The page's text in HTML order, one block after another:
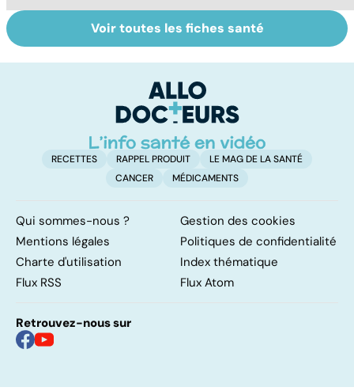
HPV : tout savoir
sur les
Comment tenir
ses bonnes
Voir toutes les fiches santé
RECETTES RAPPEL PRODUIT
LE MAG DE LA SANTÉ
CANCER
MÉDICAMENTS
Qui sommes-nous ?
Gestion des cookies
Mentions légales
Politiques de confidentialité
Charte d'utilisation
Index thématique
Flux RSS
Flux Atom
Retrouvez-nous sur